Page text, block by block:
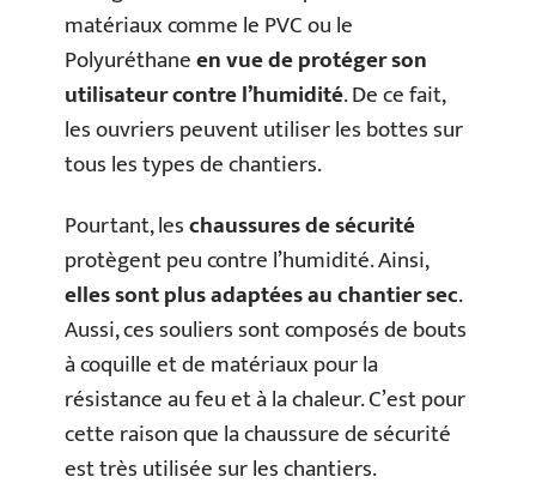
matériaux comme le PVC ou le
Polyuréthaneen vue de protéger son
utilisateur contre l’humidité. De ce fait,
les ouvriers peuvent utiliser les bottes sur
tous les types de chantiers.
Pourtant, leschaussures de sécurité
protègent peu contre l’humidité. Ainsi,
elles sont plus adaptées au chantier sec.
Aussi, ces souliers sont composés de bouts
à coquille et de matériaux pour la
résistance au feu et à la chaleur. C’est pour
cette raison que la chaussure de sécurité
est très utilisée sur les chantiers.